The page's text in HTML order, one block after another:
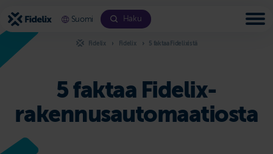
sisältöön
Suomi Haku
Fidelix Fidelix 5 faktaa Fidelixistä
5 faktaa Fidelix-
rakennusautomaatiosta